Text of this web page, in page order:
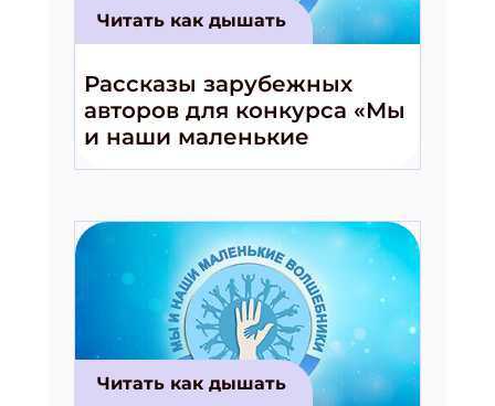
Читать как дышать
Рассказы зарубежных
авторов для конкурса «Мы
и наши маленькие
волшебники!»
Читать как дышать